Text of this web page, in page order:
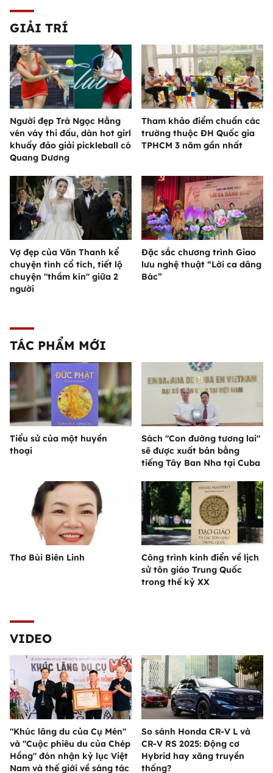
GIẢI TRÍ
Người đẹp Trà Ngọc Hằng
vén váy thi đấu, dàn hot girl
khuấy đảo giải pickleball có
Quang Dương
Tham khảo điểm chuẩn các
trường thuộc ĐH Quốc gia
TPHCM 3 năm gần nhất
Vợ đẹp của Văn Thanh kể
chuyện tình cổ tích, tiết lộ
chuyện "thầm kín" giữa 2
người
Đặc sắc chương trình Giao
lưu nghệ thuật “Lời ca dâng
Bác”
TÁC PHẨM MỚI
Tiểu sử của một huyền
thoại
Sách "Con đường tương lai"
sẽ được xuất bản bằng
tiếng Tây Ban Nha tại Cuba
Thơ Bùi Biên Linh
Công trình kinh điển về lịch
sử tôn giáo Trung Quốc
trong thế kỷ XX
VIDEO
"Khúc lãng du của Cụ Mén"
và "Cuộc phiêu du của Chép
Hồng" đón nhận kỷ lục Việt
Nam và thế giới về sáng tác
So sánh Honda CR-V L và
CR-V RS 2025: Động cơ
Hybrid hay xăng truyền
thống?